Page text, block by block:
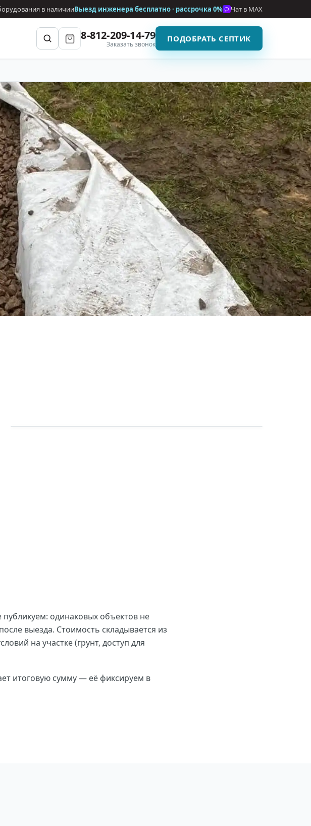
в наличииВыезд инженера бесплатно · рассрочка 0% Чат в MAX
8-812-209-14-79
Заказать звонок
ПОДОБРАТЬ СЕПТИК
одинаковых объектов не
выезда. Стоимость складывается из
на участке (грунт, доступ для
итоговую сумму — её фиксируем в